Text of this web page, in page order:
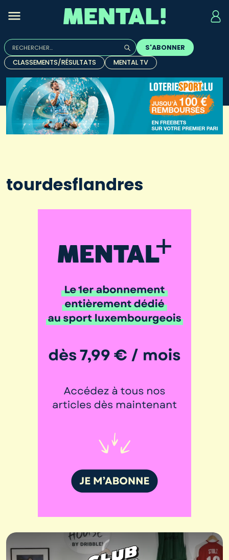
Rechercher :
Quand les résultats de l'auto-complétion sont
S'ABONNER
CLASSEMENTS/RÉSULTATS
MENTAL TV
tourdesflandres